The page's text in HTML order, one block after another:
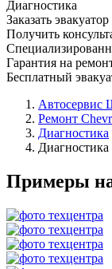
Диагностика
Заказать эвакуатор
Получить
Гарантия на
Бесплатный
Автосервис
Ремонт
Диагностика
Примеры